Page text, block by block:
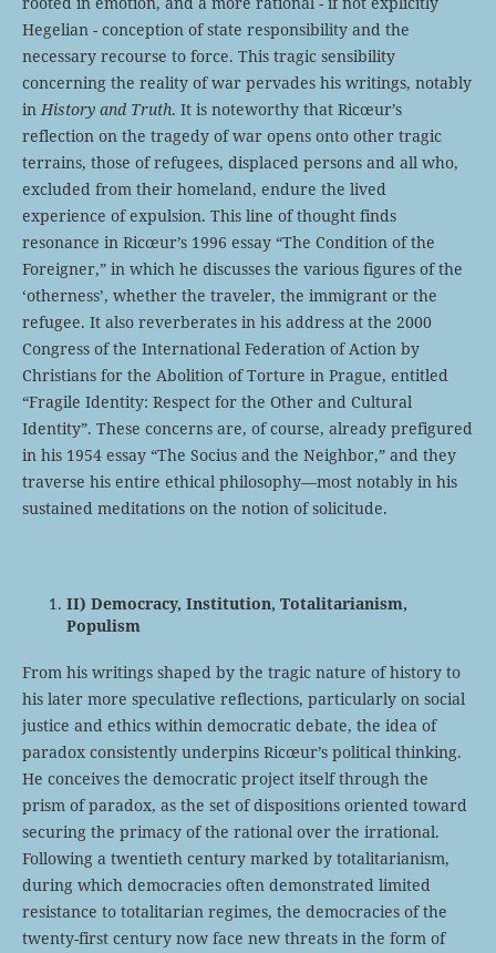
Hegelian - conception of state responsibility and the
necessary recourse to force. This tragic sensibility
concerning the reality of war pervades his writings, notably
in History and Truth. It is noteworthy that Ricœur’s
reflection on the tragedy of war opens onto other tragic
terrains, those of refugees, displaced persons and all who,
excluded from their homeland, endure the lived
experience of expulsion. This line of thought finds
resonance in Ricœur’s 1996 essay “The Condition of the
Foreigner,” in which he discusses the various figures of the
‘otherness’, whether the traveler, the immigrant or the
refugee. It also reverberates in his address at the 2000
Congress of the International Federation of Action by
Christians for the Abolition of Torture in Prague, entitled
“Fragile Identity: Respect for the Other and Cultural
Identity”. These concerns are, of course, already prefigured
in his 1954 essay “The Socius and the Neighbor,” and they
traverse his entire ethical philosophy—most notably in his
sustained meditations on the notion of solicitude.
II) Democracy, Institution, Totalitarianism,
Populism
From his writings shaped by the tragic nature of history to
his later more speculative reflections, particularly on social
justice and ethics within democratic debate, the idea of
paradox consistently underpins Ricœur’s political thinking.
He conceives the democratic project itself through the
prism of paradox, as the set of dispositions oriented toward
securing the primacy of the rational over the irrational.
Following a twentieth century marked by totalitarianism,
during which democracies often demonstrated limited
resistance to totalitarian regimes, the democracies of the
twenty-first century now face new threats in the form of